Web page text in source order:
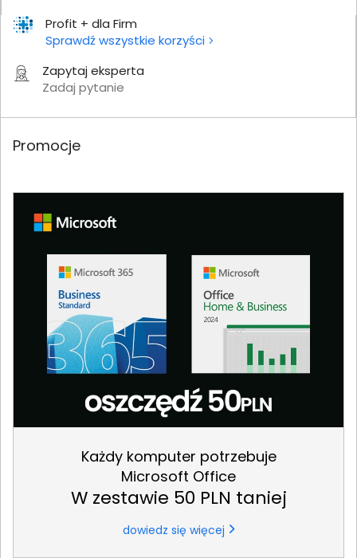
Profit + dla Firm
Sprawdź wszystkie korzyści
Zapytaj eksperta
Zadaj pytanie
Promocje
Każdy komputer potrzebuje
Microsoft Office
W zestawie 50 PLN taniej
dowiedz się więcej